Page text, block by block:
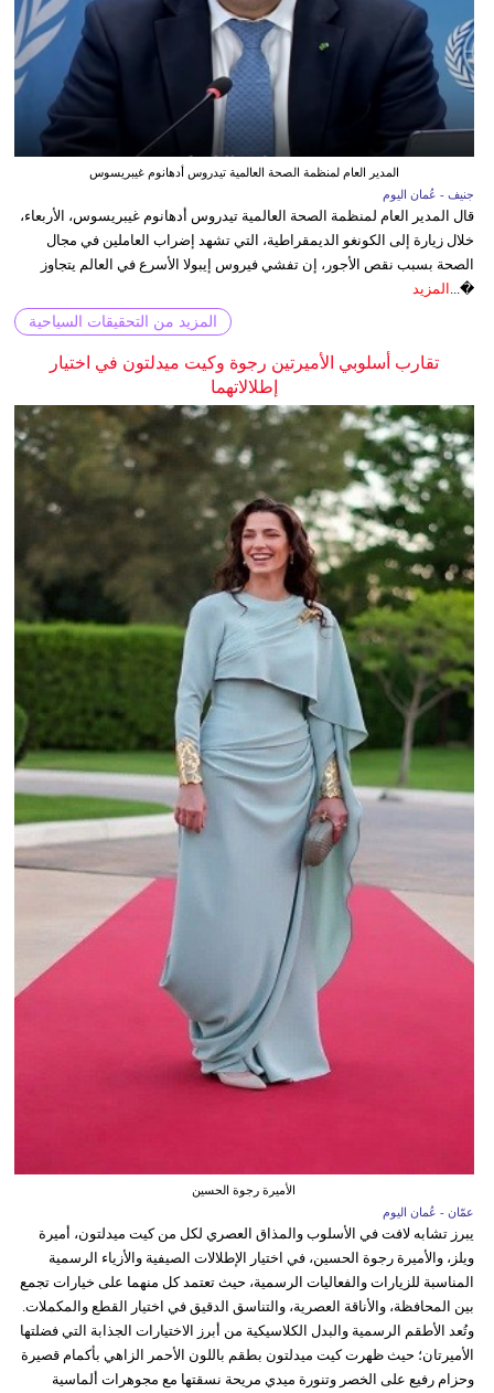
المدير العام لمنظمة الصحة العالمية تيدروس أدهانوم غيبريسوس
جنيف - عُمان اليوم
قال المدير العام لمنظمة الصحة العالمية تيدروس أدهانوم غيبريسوس، الأربعاء،
خلال زيارة إلى الكونغو الديمقراطية، التي تشهد إضراب العاملين في مجال
الصحة بسبب نقص الأجور، إن تفشي فيروس إيبولا الأسرع في العالم يتجاوز
�... المزيد
المزيد من التحقيقات السياحية
تقارب أسلوبي الأميرتين رجوة وكيت ميدلتون في اختيار
إطلالاتهما
الأميرة رجوة الحسين
عمّان - عُمان اليوم
يبرز تشابه لافت في الأسلوب والمذاق العصري لكل من كيت ميدلتون، أميرة
ويلز، والأميرة رجوة الحسين، في اختيار الإطلالات الصيفية والأزياء الرسمية
المناسبة للزيارات والفعاليات الرسمية، حيث تعتمد كل منهما على خيارات تجمع
بين المحافظة، والأناقة العصرية، والتناسق الدقيق في اختيار القطع والمكملات.
وتُعد الأطقم الرسمية والبدل الكلاسيكية من أبرز الاختيارات الجذابة التي فضلتها
الأميرتان؛ حيث ظهرت كيت ميدلتون بطقم باللون الأحمر الزاهي بأكمام قصيرة
وحزام رفيع على الخصر وتنورة ميدي مريحة نسقتها مع مجوهرات ألماسية